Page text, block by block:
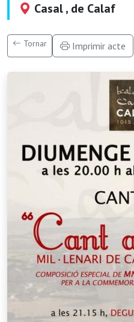
Casal , de Calaf
Tornar Imprimir acte